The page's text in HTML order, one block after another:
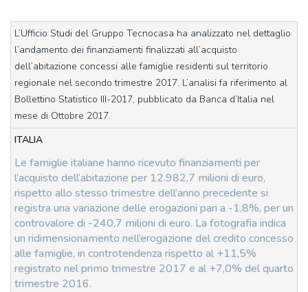
L’Ufficio Studi del Gruppo Tecnocasa ha analizzato nel dettaglio
l’andamento dei finanziamenti finalizzati all’acquisto
dell’abitazione concessi alle famiglie residenti sul territorio
regionale nel secondo trimestre 2017. L’analisi fa riferimento al
Bollettino Statistico III-2017, pubblicato da Banca d’Italia nel
mese di Ottobre 2017.
ITALIA
Le famiglie italiane hanno ricevuto finanziamenti per
l’acquisto dell’abitazione per 12.982,7 milioni di euro,
rispetto allo stesso trimestre dell’anno precedente si
registra una variazione delle erogazioni pari a -1,8%, per un
controvalore di -240,7 milioni di euro. La fotografia indica
un ridimensionamento nell’erogazione del credito concesso
alle famiglie, in controtendenza rispetto al +11,5%
registrato nel primo trimestre 2017 e al +7,0% del quarto
trimestre 2016.